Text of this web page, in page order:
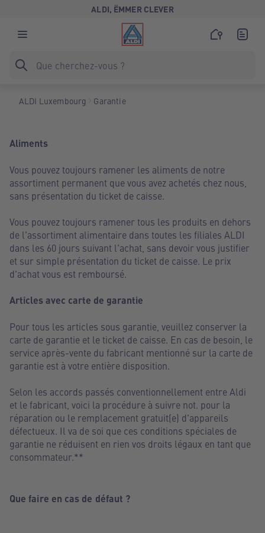
ALDI, ËMMER CLEVER
ALDI Luxembourg Garantie
Aliments
Vous pouvez toujours ramener les aliments de notre
assortiment permanent que vous avez achetés chez nous,
sans présentation du ticket de caisse.
Vous pouvez toujours ramener tous les produits en dehors
de l'assortiment alimentaire dans toutes les filiales ALDI
dans les 60 jours suivant l'achat, sans devoir vous justifier
et sur simple présentation du ticket de caisse. Le prix
d'achat vous est remboursé.
Articles avec carte de garantie
Pour tous les articles sous garantie, veuillez conserver la
carte de garantie et le ticket de caisse. En cas de besoin, le
service après-vente du fabricant mentionné sur la carte de
garantie est à votre entière disposition.
Selon les accords passés conventionnellement entre Aldi
et le fabricant, voici la procédure à suivre not. pour la
réparation ou le remplacement gratuit(e) d'appareils
défectueux. Il va de soi que ces conditions spéciales de
garantie ne réduisent en rien vos droits légaux en tant que
consommateur.**
Que faire en cas de défaut ?